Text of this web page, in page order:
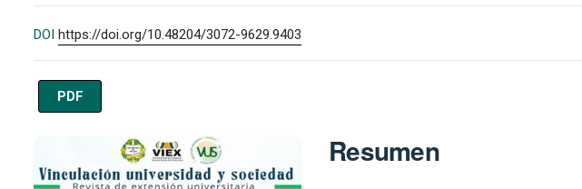
DOI https://doi.org/10.48204/3072-9629.9403
PDF
Imagen de portada Resumen